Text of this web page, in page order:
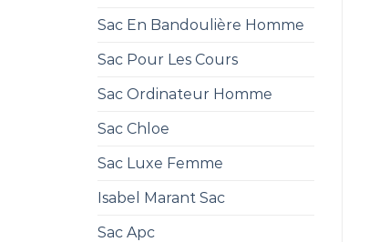
Sac En Bandoulière Homme
Sac Pour Les Cours
Sac Ordinateur Homme
Sac Chloe
Sac Luxe Femme
Isabel Marant Sac
Sac Apc